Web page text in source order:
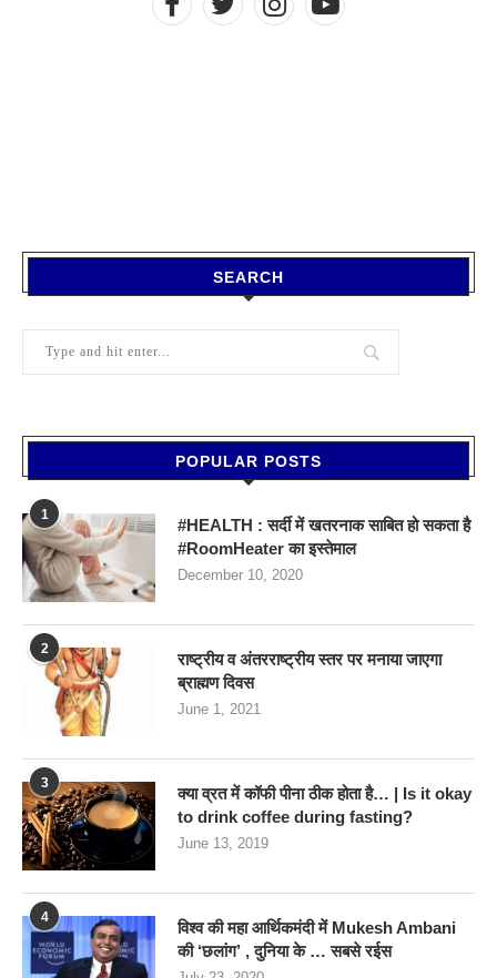
SEARCH
POPULAR POSTS
1
#HEALTH : सर्दी में खतरनाक साबित हो सकता है
#RoomHeater का इस्तेमाल
December 10, 2020
2
राष्ट्रीय व अंतरराष्ट्रीय स्तर पर मनाया जाएगा
ब्राह्मण दिवस
June 1, 2021
3
क्या व्रत में कॉफी पीना ठीक होता है… | Is it okay
to drink coffee during fasting?
June 13, 2019
4
विश्व की महा आर्थिकमंदी में Mukesh Ambani
की ‘छलांग’ , दुनिया के … सबसे रईस